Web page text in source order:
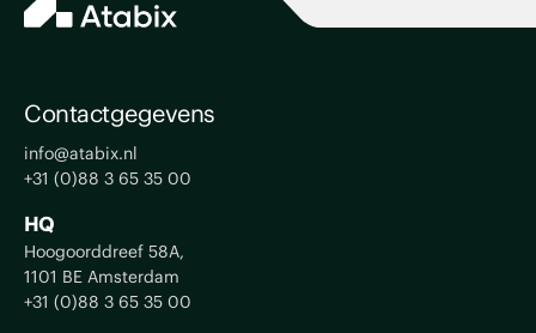
Contactgegevens
info@atabix.nl
+31 (0)88 3 65 35 00
HQ
Hoogoorddreef 58A,
1101 BE Amsterdam
+31 (0)88 3 65 35 00